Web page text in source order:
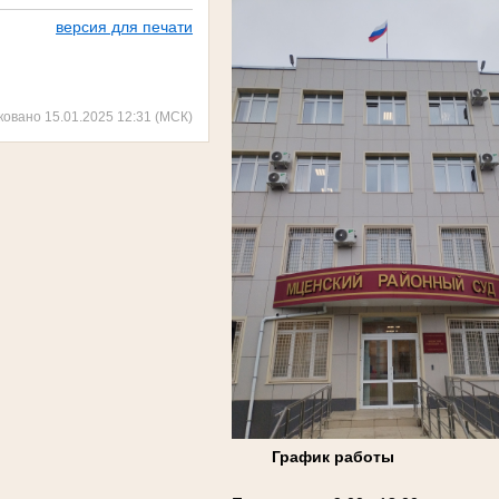
График работы
версия для печати
15.01.2025 12:31 (МСК)